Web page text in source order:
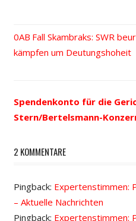
Beitrags-
Vorheriger
Beitrag:
Fall Skambraks: SWR
kämpfen um Deutungshoheit
Spendenkonto für die
Stern/Bertelsmann-
2 KOMMENTARE
Pingback: Expertenstimmen:
– Aktuelle Nachrichten
Pingback: Expertenstimmen: